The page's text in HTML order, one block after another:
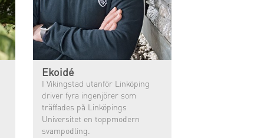
Ekoidé
I Vikingstad utanför Linköping
driver fyra ingenjörer som
träffades på Linköpings
Universitet en toppmodern
svampodling.